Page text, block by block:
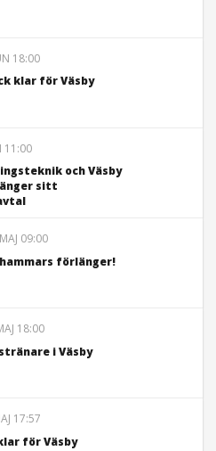
18:00
klar för Väsby
11:00
och Väsby
sitt
09:00
förlänger!
18:00
i Väsby
17:57
för Väsby